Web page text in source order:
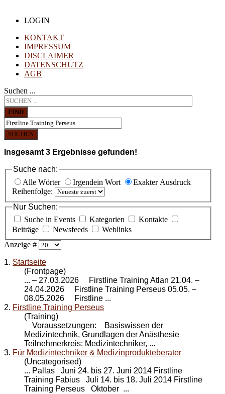
LOGIN
KONTAKT
IMPRESSUM
DISCLAIMER
DATENSCHUTZ
AGB
Suchen ...
FIND
SUCHEN
Insgesamt 3 Ergebnisse gefunden!
Suche nach:
Alle Wörter
Irgendein Wort
Exakter Ausdruck
Reihenfolge:
Nur Suchen:
Suche in Events
Kategorien
Kontakte
Beiträge
Newsfeeds
Weblinks
Anzeige #
1. Startseite
(Frontpage)
... – 27.03.2026 Firstline Training Atlan 21.04. –
24.04.2026
Firstline Training Perseus 05.05. –
08.05.2026 Firstline ...
2. Firstline Training Perseus
(Training)
Voraussetzungen: Basiswissen der
Medizintechnik, Grundlagen der Anästhesie
Teilnehmerkreis: Medizintechniker, ...
3. Für Medizintechniker & Medizinprodukteberater
(Uncategorised)
... Pallas Juni 24. bis 27. Juni 2014 Firstline
Training Fabius Juli 14. bis 18. Juli 2014 Firstline
Training Perseus Oktober ...